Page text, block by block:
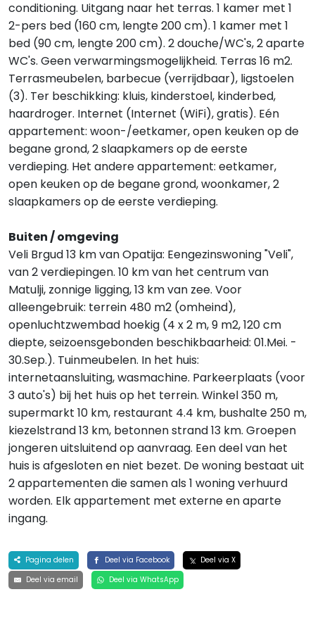
conditioning. Uitgang naar het terras. 1 kamer met 1
2-pers bed (160 cm, lengte 200 cm). 1 kamer met 1
bed (90 cm, lengte 200 cm). 2 douche/WC's, 2 aparte
WC's. Geen verwarmingsmogelijkheid. Terras 16 m2.
Terrasmeubelen, barbecue (verrijdbaar), ligstoelen
(3). Ter beschikking: kluis, kinderstoel, kinderbed,
haardroger. Internet (Internet (WiFi), gratis). Eén
appartement: woon-/eetkamer, open keuken op de
begane grond, 2 slaapkamers op de eerste
verdieping. Het andere appartement: eetkamer,
open keuken op de begane grond, woonkamer, 2
slaapkamers op de eerste verdieping.
Buiten / omgeving
Veli Brgud 13 km van Opatija: Eengezinswoning "Veli",
van 2 verdiepingen. 10 km van het centrum van
Matulji, zonnige ligging, 13 km van zee. Voor
alleengebruik: terrein 480 m2 (omheind),
openluchtzwembad hoekig (4 x 2 m, 9 m2, 120 cm
diepte, seizoensgebonden beschikbaarheid: 01.Mei. -
30.Sep.). Tuinmeubelen. In het huis:
internetaansluiting, wasmachine. Parkeerplaats (voor
3 auto's) bij het huis op het terrein. Winkel 350 m,
supermarkt 10 km, restaurant 4.4 km, bushalte 250 m,
kiezelstrand 13 km, betonnen strand 13 km. Groepen
jongeren uitsluitend op aanvraag. Een deel van het
huis is afgesloten en niet bezet. De woning bestaat uit
2 appartementen die samen als 1 woning verhuurd
worden. Elk appartement met externe en aparte
ingang.
Pagina delen Deel via Facebook
Deel via X
Deel via email
Deel via WhatsApp